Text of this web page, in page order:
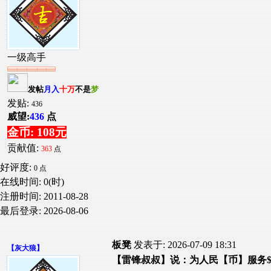
一级高手
发帖月入十万不是梦
发贴: 436
威望:436 点
金币: 108元
贡献值: 363 点
好评度: 0 点
在线时间: 0(时)
注册时间: 2011-08-28
最后登录: 2026-08-06
【灰大狼】 板凳 发表于: 2026-07-09 18:31
【雷锋叔叔】说：为人民【币】服务